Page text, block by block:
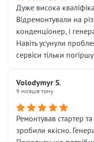
Дуже висока
Відремонтували на
конденціонер, і
Навіть усунули
сервіси тільки
Volodymyr S.
9 місяців тому
Ремонтував стартер
зробили якісно.